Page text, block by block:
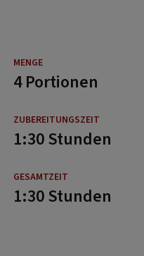
4 Portionen
1:30 Stunden
1:30 Stunden